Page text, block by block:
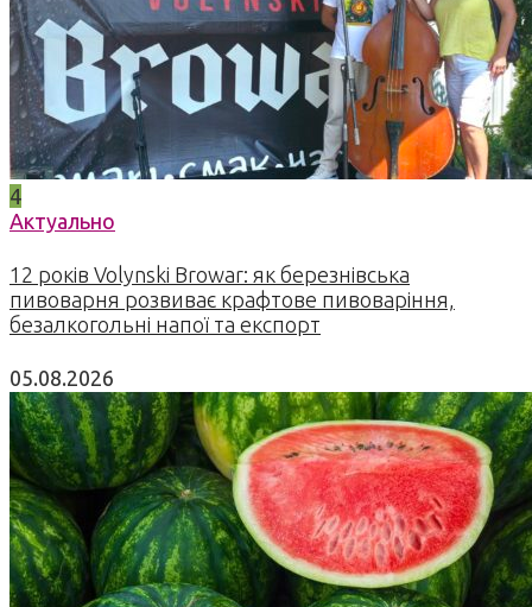
4
Актуально
12 років Volynski Browar: як березнівська
пивоварня розвиває крафтове пивоваріння,
безалкогольні напої та експорт
05.08.2026